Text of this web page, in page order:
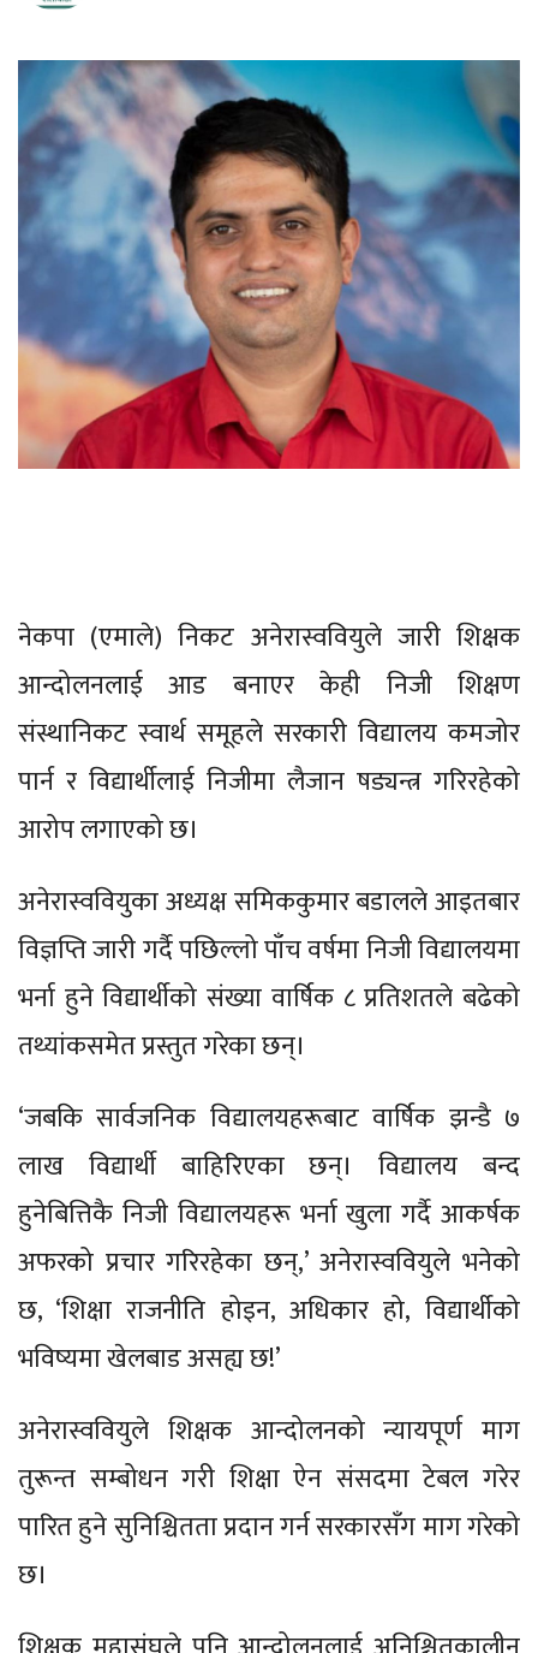
नेकपा (एमाले) निकट अनेरास्ववियुले जारी शिक्षक
आन्दोलनलाई आड बनाएर केही निजी शिक्षण
संस्थानिकट स्वार्थ समूहले सरकारी विद्यालय कमजोर
पार्न र विद्यार्थीलाई निजीमा लैजान षड्यन्त्र गरिरहेको
आरोप लगाएको छ।
अनेरास्ववियुका अध्यक्ष समिककुमार बडालले आइतबार
विज्ञप्ति जारी गर्दै पछिल्लो पाँच वर्षमा निजी विद्यालयमा
भर्ना हुने विद्यार्थीको संख्या वार्षिक ८ प्रतिशतले बढेको
तथ्यांकसमेत प्रस्तुत गरेका छन्।
‘जबकि सार्वजनिक विद्यालयहरूबाट वार्षिक झन्डै ७
लाख विद्यार्थी बाहिरिएका छन्। विद्यालय बन्द
हुनेबित्तिकै निजी विद्यालयहरू भर्ना खुला गर्दै आकर्षक
अफरको प्रचार गरिरहेका छन्,’ अनेरास्ववियुले भनेको
छ, ‘शिक्षा राजनीति होइन, अधिकार हो, विद्यार्थीको
भविष्यमा खेलबाड असह्य छ!’
अनेरास्ववियुले शिक्षक आन्दोलनको न्यायपूर्ण माग
तुरून्त सम्बोधन गरी शिक्षा ऐन संसदमा टेबल गरेर
पारित हुने सुनिश्चितता प्रदान गर्न सरकारसँग माग गरेको
छ।